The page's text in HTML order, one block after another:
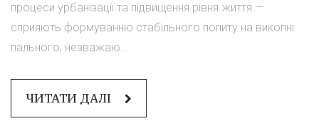
процеси урбанізації та підвищення рівня життя —
сприяють формуванню стабільного попиту на викопні
пального, незважаю...
ЧИТАТИ ДАЛІ